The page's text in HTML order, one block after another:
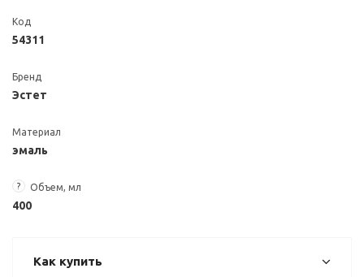
Код
54311
Бренд
Эстет
Материал
эмаль
? Объем, мл
400
Как купить